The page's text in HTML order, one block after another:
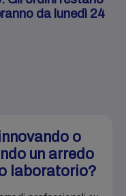
da lunedì 24
o
un arredo
laboratorio?